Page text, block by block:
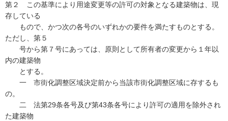
第２ この基準により用途変更等の許可の対象となる建築物は、現
存している
もので、かつ次の各号のいずれかの要件を満たすものとする。
ただし、第５
号から第７号にあっては、原則として所有者の変更から１年以
内の建築物
とする。
一 市街化調整区域決定前から当該市街化調整区域に存するも
の。
二 法第29条各号及び第43条各号により許可の適用を除外され
た建築物